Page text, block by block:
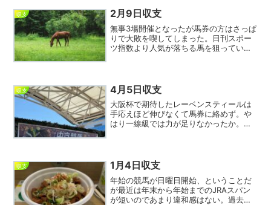
ムコアの0秒3差2着...
収支 2月9日収支
無事3場開催となったが馬券の方はさっぱ
りで大敗を喫してしまった。日刊スポー
ツ指数より人気が落ちる馬を狙っていく
べき現象なのだが的...
収支 4月5日収支
大阪杯で期待したレーベンスティールは
手応えほど伸びなくて馬券に絡めず。や
はり一線級では力が足りなかったか。ま
の回収率11％の大負け。...
収支 1月4日収支
年始の競馬が日曜日開始、ということだ
が最近は年末から年始までのJRAスパン
が短いのであまり違和感はない。過去は